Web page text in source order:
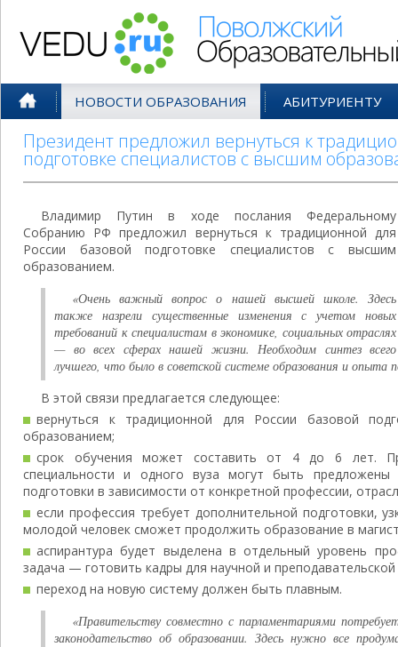
НОВОСТИ ОБРАЗОВАНИЯ АБИТУРИЕНТУ
Президент предложил вернуться к
подготовке специалистов с высшим
Владимир Путин в ходе послания Федеральному
Собранию РФ предложил вернуться к традиционной для
России базовой подготовке специалистов с высшим
образованием.
«Очень важный вопрос о нашей высшей школе. Здесь
также назрели существенные изменения с учетом новых
требований к специалистам в экономике, социальных отраслях
— во всех сферах нашей жизни. Необходим синтез всего
лучшего, что было в советской системе образования и опыта
В этой связи предлагается следующее:
вернуться к традиционной для России базовой
образованием;
срок обучения может составить от 4 до 6 лет.
специальности и одного вуза могут быть
подготовки в зависимости от конкретной профессии,
если профессия требует дополнительной подготовки,
молодой человек сможет продолжить образование в
аспирантура будет выделена в отдельный уровень
задача — готовить кадры для научной и
переход на новую систему должен быть плавным.
«Правительству совместно с парламентариями
законодательство об образовании. Здесь нужно все